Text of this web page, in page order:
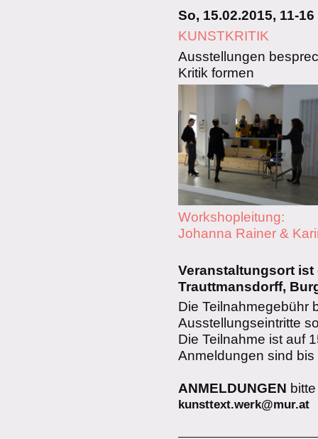
So, 15.02.2015, 11-16
KUNSTKRITIK
Ausstellungen
Kritik formen
Workshopleitung:
Johanna Rainer &
Veranstaltungsort ist
Trauttmansdorff,
Die Teilnahmegebühr
Ausstellungseintritte
Die Teilnahme ist auf
Anmeldungen sind
ANMELDUNGEN
kunsttext.werk@mur.at